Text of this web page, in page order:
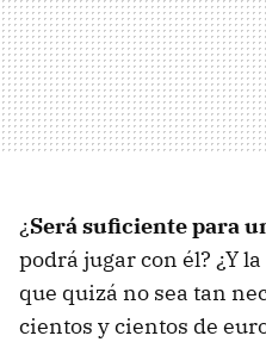
¿Será suficiente para
podrá jugar con él? ¿Y
que quizá no sea tan
cientos y cientos de